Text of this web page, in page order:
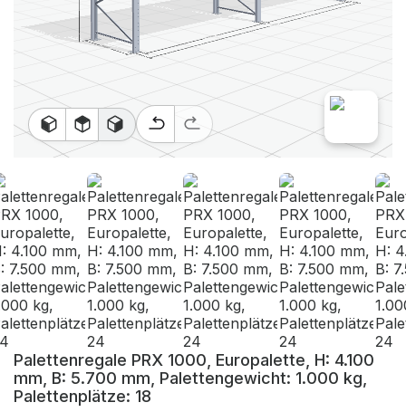
Palettenregale PRX 1000, Europalette, H: 4.100
mm, B: 5.700 mm, Palettengewicht: 1.000 kg,
Palettenplätze: 18